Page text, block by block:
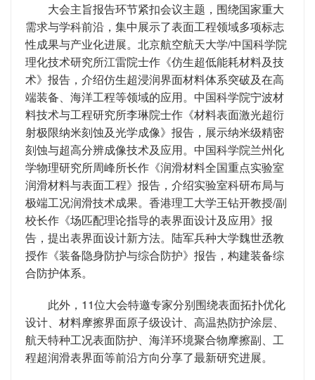
大会主旨报告环节紧扣会议主题，围绕国家重大
需求与学科前沿，集中展示了表面工程领域多项标志
性成果与产业化进展。北京航空航天大学/中国科学院
理化技术研究所江雷院士作《仿生超低能耗材料及技
术》报告，介绍仿生超浸润界面材料体系突破及在高
端装备、海洋工程等领域的应用。中国科学院宁波材
料技术与工程研究所李琳院士作《材料表面激光超衍
射极限纳米刻蚀及光学成像》报告，展示纳米级精密
刻蚀与超高分辨成像技术及应用。中国科学院兰州化
学物理研究所周峰所长作《润滑材料全国重点实验室
润滑材料与表面工程》报告，介绍实验室科研布局与
极端工况润滑技术成果。香港理工大学王钻开教授/副
校长作《场匹配理论指导的表界面设计及应用》报
告，提出表界面设计新方法。陆军兵种大学魏世丞教
授作《装备隐身防护与综合防护》报告，构建装备综
合防护体系。
此外，11位大会特邀专家分别围绕表面拓扑优化
设计、材料摩擦界面原子级设计、高温热防护涂层、
航天特种工况表面防护、海洋环境聚合物摩擦副、工
程超润滑表界面等前沿方向分享了最新研究进展。